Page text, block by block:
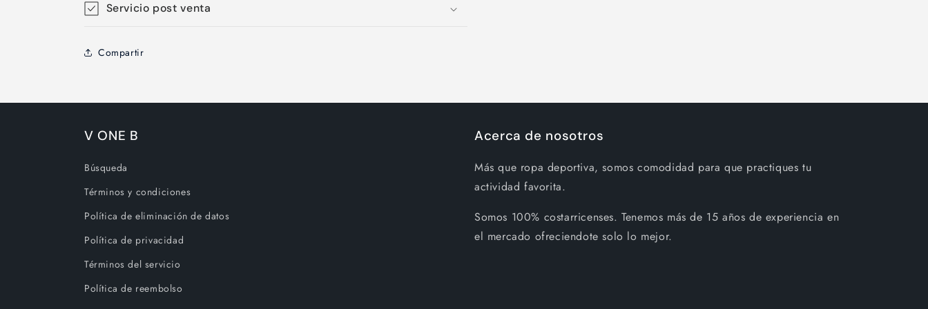
Servicio post venta
Compartir
V ONE B
Búsqueda
Términos y condiciones
Política de eliminación de datos
Política de privacidad
Términos del servicio
Política de reembolso
Acerca de nosotros
Más que ropa deportiva, somos comodidad para que practiques tu
actividad favorita.
Somos 100% costarricenses. Tenemos más de 15 años de experiencia en
el mercado ofreciendote solo lo mejor.